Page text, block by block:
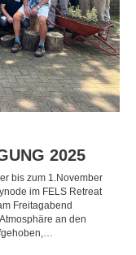
2025
bis zum 1.November
im FELS Retreat
Freitagabend
an den